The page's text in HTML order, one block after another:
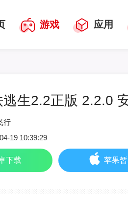
游戏 应用
生2.2正版 2.2.0
行
19 10:39:29
下载 苹果